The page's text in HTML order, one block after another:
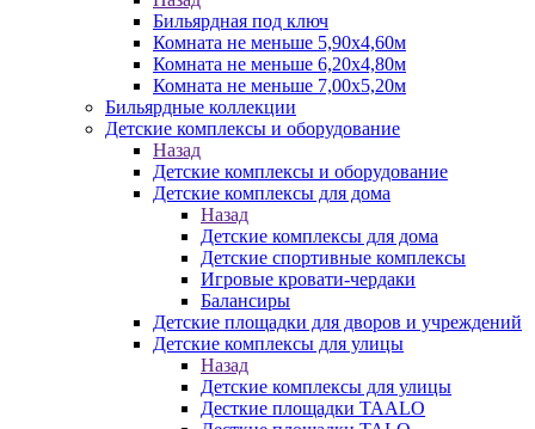
Бильярдная под ключ
Комната не меньше 5,90х4,60м
Комната не меньше 6,20х4,80м
Комната не меньше 7,00х5,20м
Бильярдные коллекции
Детские комплексы и оборудование
Назад
Детские комплексы и оборудование
Детские комплексы для дома
Назад
Детские комплексы для дома
Детские спортивные комплексы
Игровые кровати-чердаки
Балансиры
Детские площадки для дворов и учреждений
Детские комплексы для улицы
Назад
Детские комплексы для улицы
Десткие площадки TAALO